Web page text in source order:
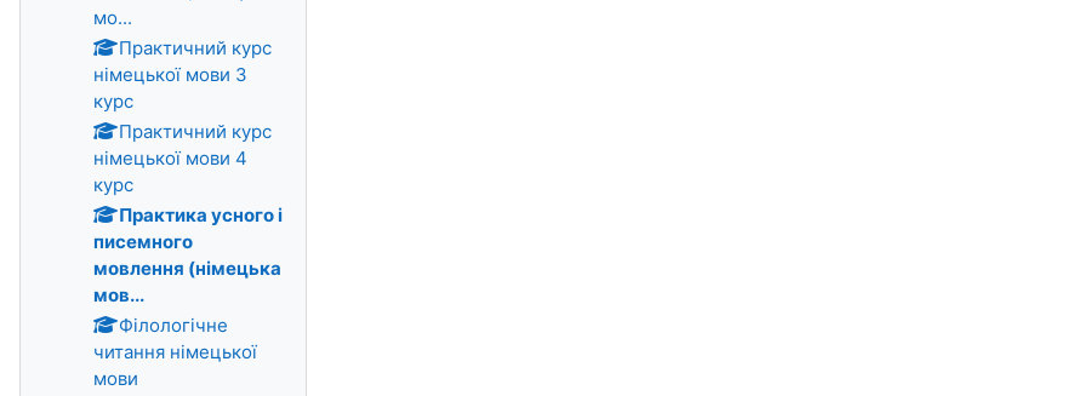
мо...
Практичний курс
німецької мови 3
курс
Практичний курс
німецької мови 4
курс
Практика усного і
писемного
мовлення (німецька
мов...
Філологічне
читання німецької
мови